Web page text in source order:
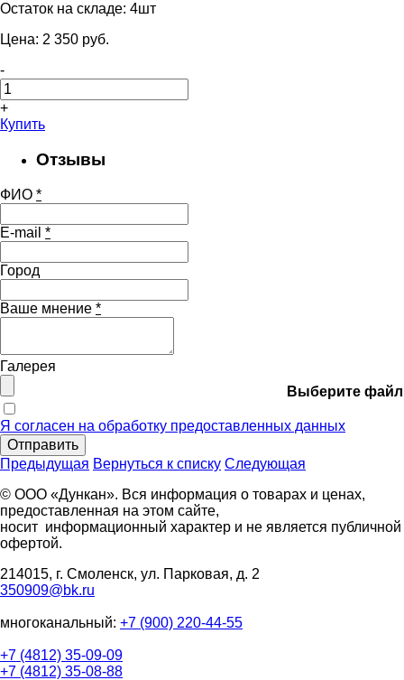
Остаток на складе: 4шт
Цена: 2 350 pуб.
-
+
Купить
Отзывы
ФИО *
E-mail *
Город
Ваше мнение *
Галерея
Выберите файл
Я согласен на обработку предоставленных данных
Отправить
Предыдущая Вернуться к списку Следующая
© ООО «Дункан». Вся информация о товарах и ценах,
предоставленная на этом сайте,
носит информационный характер и не является публичной
офертой.
214015, г. Смоленск, ул. Парковая, д. 2
350909@bk.ru
многоканальный: +7 (900) 220-44-55
+7 (4812) 35-09-09
+7 (4812) 35-08-88